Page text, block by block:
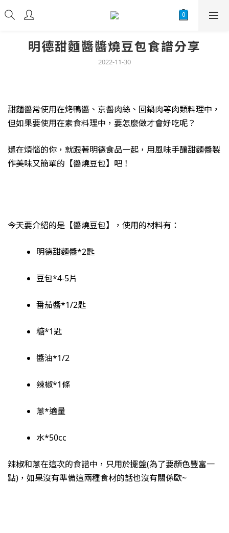
明德甜麵醬醬燒豆包食譜分享
2022-11-30
甜麵醬常使用在烤鴨醬、京醬肉絲、回鍋肉等肉類料理中，
但如果要使用在素食料理中，要怎麼做才會好吃呢？
還在煩惱的你，就跟著明德食品一起，用風味手釀甜麵醬製
作美味又簡單的【醬燒豆包】吧！
今天要介紹的是【醬燒豆包】，使用的材料有：
明德甜麵醬*2匙
豆包*4-5片
番茄醬*1/2匙
糖*1匙
醬油*1/2
辣椒*1條
蔥*適量
水*50cc
辣椒和蔥在這次的食譜中，只用於擺盤(為了要顏色豐富一
點)，如果沒有準備這兩種食材的話也沒有關係歐~